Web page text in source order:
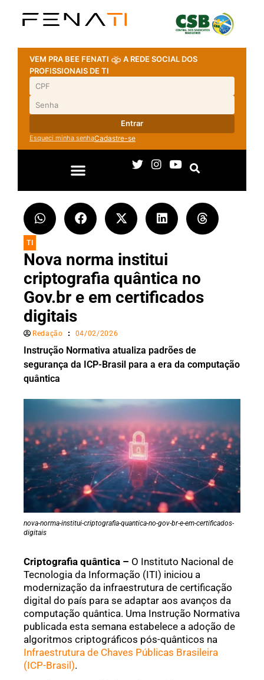
VEM PRA BEE FENATI
A REDE SOCIAL DOS
PROFISSIONAIS DE TI
Entrar
Esqueci minha senhaCadastre-se
TI
Nova norma institui
criptografia quântica no
Gov.br e em certificados
digitais
Redação 04/02/2026
Instrução Normativa atualiza padrões de
segurança da ICP-Brasil para a era da computação
quântica
nova-norma-institui-criptografia-quantica-no-gov-br-e-em-certificados-
digitais
Criptografia quântica – O Instituto Nacional de
Tecnologia da Informação (ITI) iniciou a
modernização da infraestrutura de certificação
digital do país para se adaptar aos avanços da
computação quântica. Uma Instrução Normativa
publicada esta semana estabelece a adoção de
algoritmos criptográficos pós-quânticos na
Infraestrutura de Chaves Públicas Brasileira
(ICP-Brasil).